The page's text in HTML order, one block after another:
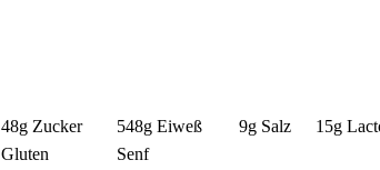
48g Zucker 548g Eiweß 9g Salz 15g
Gluten
Senf